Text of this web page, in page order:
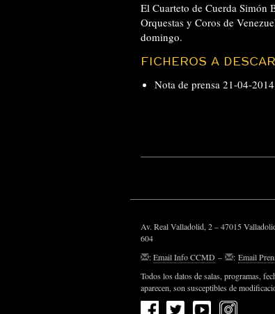
El Cuarteto de Cuerda Simón
Orquestas y Coros de
domingo.
FICHEROS A
Nota de prensa 21-04-
Av. Real Valladolid, 2 – 47015
604
:Email Info CCMD – : Email
Todos los datos de salas, programas,
aparecen, son susceptibles de